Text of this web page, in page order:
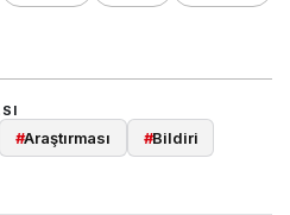
#Araştırması #Bildiri